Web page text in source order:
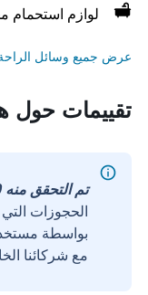
لوازم استحمام
عرض جميع وسائل الراحة
تقييمات حول
تم التحقق منه 100%
الحجوزات
مع شركائنا